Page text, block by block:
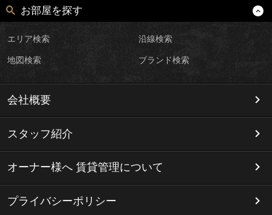
お部屋を探す
エリア検索 沿線検索
地図検索 ブランド検索
会社概要
スタッフ紹介
オーナー様へ 賃貸管理について
プライバシーポリシー